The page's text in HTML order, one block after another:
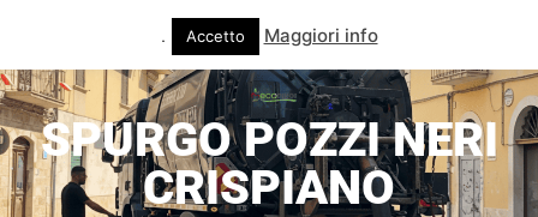
SPURGO POZZI NERI
CRISPIANO
. Accetto Maggiori info